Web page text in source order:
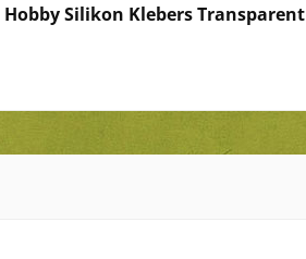
Hobby Silikon Klebers Transparent